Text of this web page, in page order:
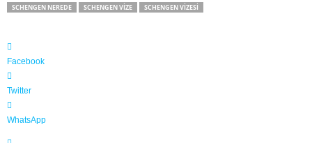
SCHENGEN NEREDE
SCHENGEN VIZE SCHENGEN VIZESI
Facebook
Twitter
WhatsApp